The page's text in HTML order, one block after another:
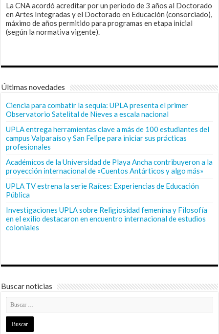
La CNA acordó acreditar por un periodo de 3 años al Doctorado
en Artes Integradas y el Doctorado en Educación (consorciado),
máximo de años permitido para programas en etapa inicial
(según la normativa vigente).
Últimas novedades
Ciencia para combatir la sequía: UPLA presenta el primer
Observatorio Satelital de Nieves a escala nacional
UPLA entrega herramientas clave a más de 100 estudiantes del
campus Valparaíso y San Felipe para iniciar sus prácticas
profesionales
Académicos de la Universidad de Playa Ancha contribuyeron a la
proyección internacional de «Cuentos Antárticos y algo más»
UPLA TV estrena la serie Raíces: Experiencias de Educación
Pública
Investigaciones UPLA sobre Religiosidad femenina y Filosofía
en el exilio destacaron en encuentro internacional de estudios
coloniales
Buscar noticias